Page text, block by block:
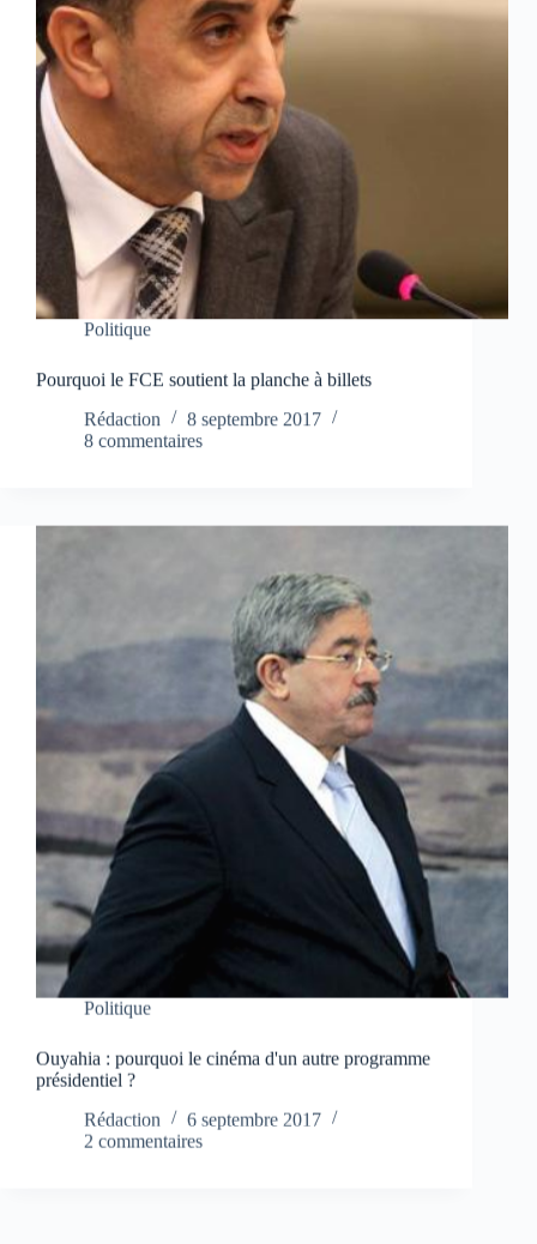
Politique
Pourquoi le FCE soutient la planche à billets
Rédaction
8 septembre 2017
8 commentaires
Politique
Ouyahia : pourquoi le cinéma d'un autre programme
présidentiel ?
Rédaction
6 septembre 2017
2 commentaires